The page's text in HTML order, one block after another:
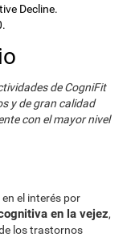
Decline.
de CogniFit
y de gran calidad
con el mayor nivel
el interés por
en la vejez,
los trastornos